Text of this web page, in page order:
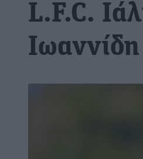
L.F.C.
Ιωαννίδη